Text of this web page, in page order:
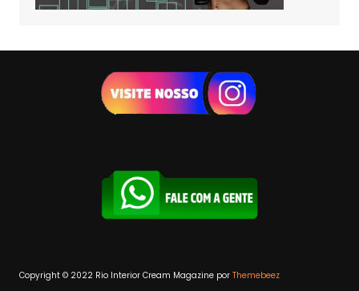
Copyright © 2022 Rio InteriorCream Magazine por Themebeez